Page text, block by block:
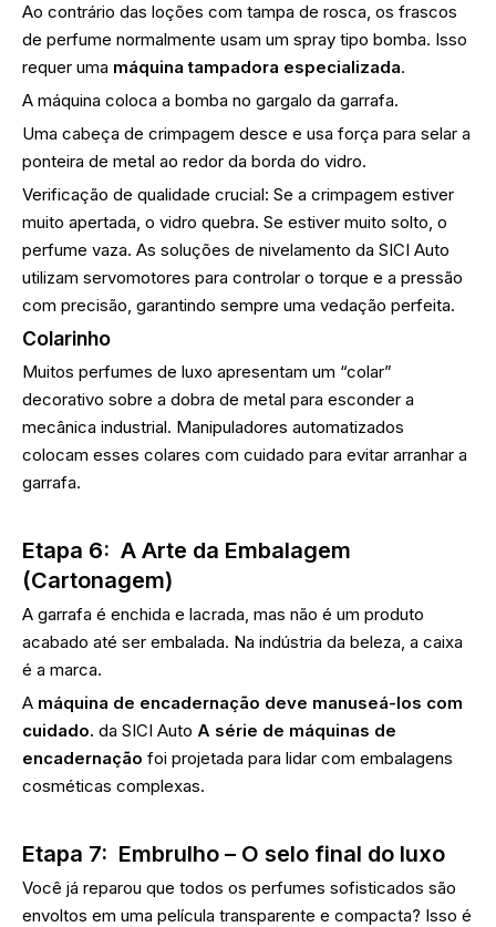
Ao contrário das loções com tampa de rosca, os frascos
de perfume normalmente usam um spray tipo bomba. Isso
requer uma máquina tampadora especializada.
A máquina coloca a bomba no gargalo da garrafa.
Uma cabeça de crimpagem desce e usa força para selar a
ponteira de metal ao redor da borda do vidro.
Verificação de qualidade crucial: Se a crimpagem estiver
muito apertada, o vidro quebra. Se estiver muito solto, o
perfume vaza. As soluções de nivelamento da SICI Auto
utilizam servomotores para controlar o torque e a pressão
com precisão, garantindo sempre uma vedação perfeita.
Colarinho
Muitos perfumes de luxo apresentam um “colar”
decorativo sobre a dobra de metal para esconder a
mecânica industrial. Manipuladores automatizados
colocam esses colares com cuidado para evitar arranhar a
garrafa.
Etapa 6: A Arte da Embalagem
(Cartonagem)
A garrafa é enchida e lacrada, mas não é um produto
acabado até ser embalada. Na indústria da beleza, a caixa
é a marca.
A máquina de encadernação deve manuseá-los com
cuidado. da SICI Auto A série de máquinas de
encadernação foi projetada para lidar com embalagens
cosméticas complexas.
Etapa 7: Embrulho – O selo final do luxo
Você já reparou que todos os perfumes sofisticados são
envoltos em uma película transparente e compacta? Isso é